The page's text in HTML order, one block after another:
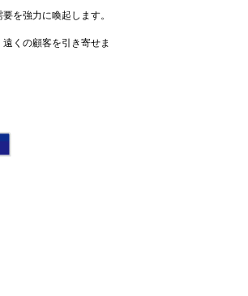
を強力に喚起します。
くの顧客を引き寄せま